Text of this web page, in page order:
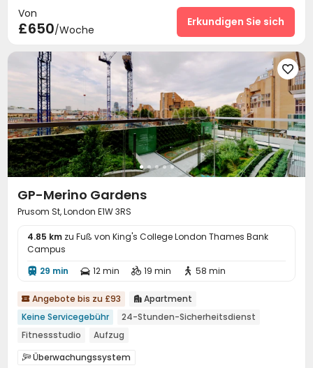
Von
£650/Woche
Erkundigen Sie sich

GP-Merino Gardens
Prusom St, London E1W 3RS
4.85 km zu Fuß von King's College London Thames Bank
Campus
 29 min  12 min  19 min  58 min
 Angebote bis zu £93  Apartment
Keine Servicegebühr
24-Stunden-Sicherheitsdienst
Fitnessstudio
Aufzug
Überwachungssystem